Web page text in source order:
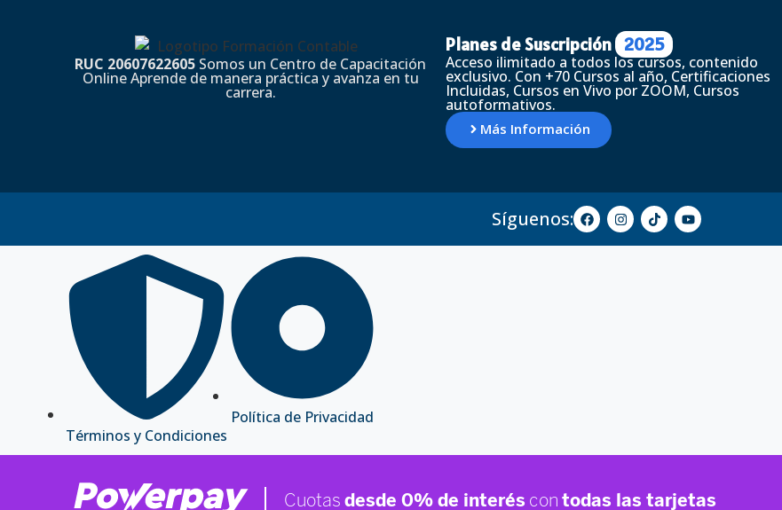
RUC 20607622605 Somos un Centro de Capacitación
Online Aprende de manera práctica y avanza en tu
carrera.
Planes de Suscripción 2025
Acceso ilimitado a todos los cursos, contenido
exclusivo. Con +70 Cursos al año, Certificaciones
Incluidas, Cursos en Vivo por ZOOM, Cursos
autoformativos.
Más Información
Síguenos:
Términos y Condiciones
Política de Privacidad